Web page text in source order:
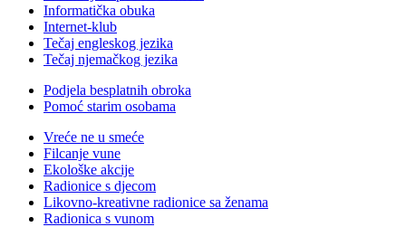
Informatička obuka
Internet-klub
Tečaj engleskog jezika
Tečaj njemačkog jezika
Podjela besplatnih obroka
Pomoć starim osobama
Vreće ne u smeće
Filcanje vune
Ekološke akcije
Radionice s djecom
Likovno-kreativne radionice sa ženama
Radionica s vunom